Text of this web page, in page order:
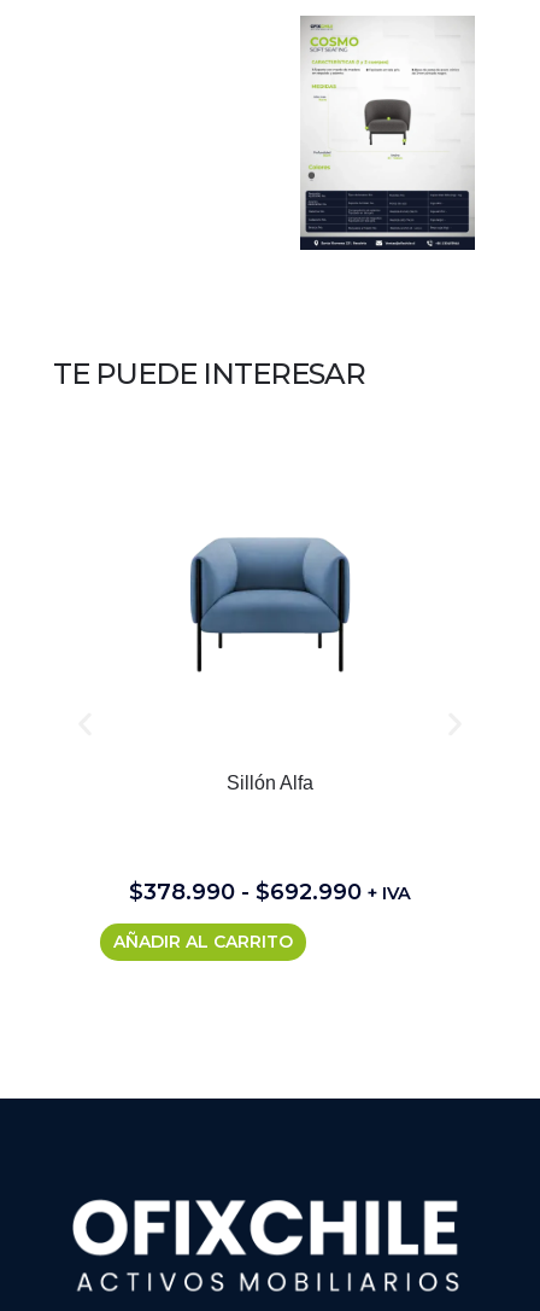
TE PUEDE INTERESAR
Sillón Alfa
$378.990 - $692.990 + IVA
AÑADIR AL CARRITO